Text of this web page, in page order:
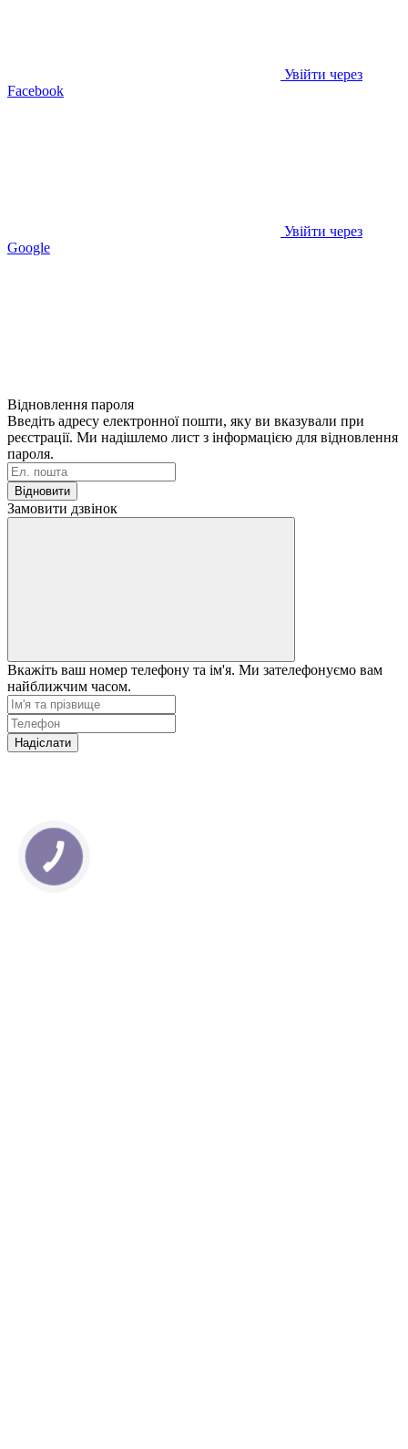
Увійти через
Facebook
Увійти через
Google
Відновлення пароля
Введіть адресу електронної пошти, яку ви вказували при
реєстрації. Ми надішлемо лист з інформацією для відновлення
пароля.
Відновити
Замовити дзвінок
Вкажіть ваш номер телефону та ім'я. Ми зателефонуємо вам
найближчим часом.
Надіслати